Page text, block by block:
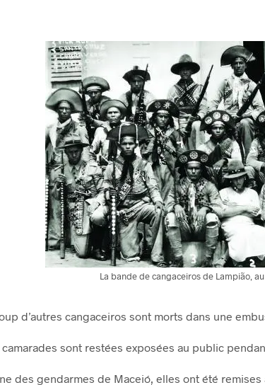
La bande de cangaceiros de Lampião,
d’autres cangaceiros sont morts dans une
sont restées exposées au public
des gendarmes de Maceió, elles ont été